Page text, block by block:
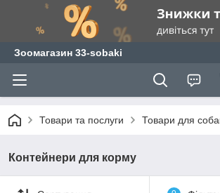
Зоомагазин 33-sobaki
Товари та послуги Товари для
Контейнери для корму